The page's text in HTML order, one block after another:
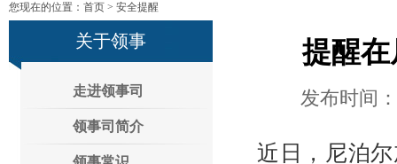
您现在的位置： 首页 > 安全提醒
关于领事
走进领事司
领事司简介
提醒
发布时间
近日，尼泊